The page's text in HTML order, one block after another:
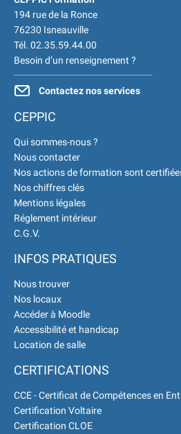
194 rue de la Ronce
76230 Isneauville
Tél. 02.35.59.44.00
Besoin d’un renseignement ?
Contactez nos services
CEPPIC
Qui sommes-nous ?
Nous contacter
Nos actions de formation sont
Nos chiffres clés
Mentions légales
Réglement intérieur
C.G.V.
INFOS PRATIQUES
Nous trouver
Nos locaux
Accéder à Moodle
Accessibilité et handicap
Location de salle
CERTIFICATIONS
CCE - Certificat de Compétences en
Certification Voltaire
Certification CLOE